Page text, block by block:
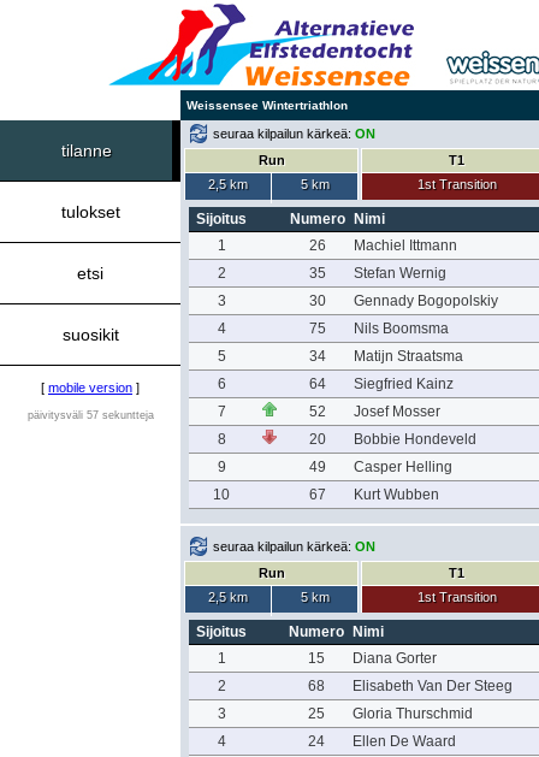
Weissensee Wintertriathlon
tilanne
tulokset
etsi
suosikit
[ mobile version ]
päivitysväli 57 sekuntteja
seuraa kilpailun kärkeä: ON
Run
2,5 km
5 km
T1
1st Transition
Sijoitus Numero
Nimi
1
26
Machiel Ittmann
2
35
Stefan Wernig
3
30
Gennady Bogopolskiy
4
75
Nils Boomsma
5
34
Matijn Straatsma
6
64
Siegfried Kainz
7
52
Josef Mosser
8
20
Bobbie Hondeveld
9
49
Casper Helling
10
67 Kurt Wubben
seuraa kilpailun kärkeä: ON
Run
2,5 km
5 km
T1
1st Transition
Sijoitus Numero
Nimi
1
15
Diana Gorter
2
68
Elisabeth Van Der Steeg
3
25
Gloria Thurschmid
4
24
Ellen De Waard